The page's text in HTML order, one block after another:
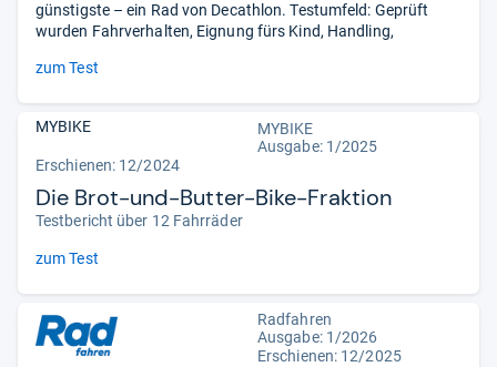
günstigste – ein Rad von Decathlon. Testumfeld: Geprüft
wurden Fahrverhalten, Eignung fürs Kind, Handling,
zum Test
MYBIKE
MYBIKE
Ausgabe: 1/2025
Erschienen: 12/2024
Die Brot-und-Butter-Bike-Fraktion
Testbericht über 12 Fahrräder
zum Test
Radfahren
Ausgabe: 1/2026
Erschienen: 12/2025